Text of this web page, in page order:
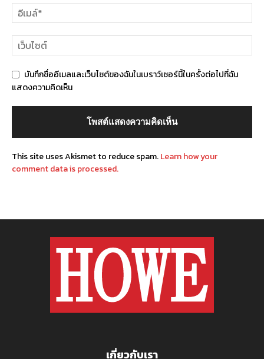
บันทึกชื่ออีเมลและเว็บไซต์ของฉันในเบราว์เซอร์นี้ในครั้งต่อไปที่ฉัน
แสดงความคิดเห็น
This site uses Akismet to reduce spam.Learn how your
comment data is processed.
เกี่ยวกับเรา